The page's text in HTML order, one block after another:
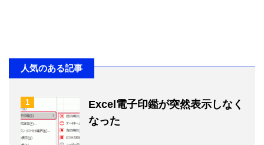
人気のある記事
1
Excel電子印鑑が突然表示しなく
なった